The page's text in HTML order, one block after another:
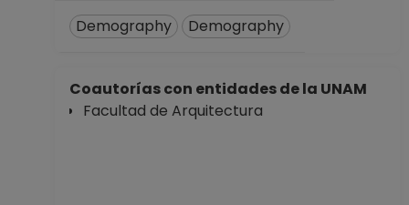
Demography Demography
Coautorías con entidades de la UNAM
Facultad de Arquitectura